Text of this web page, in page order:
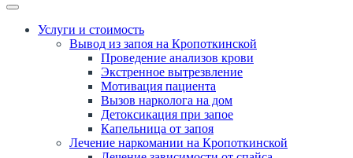
Услуги и стоимость
Вывод из запоя на Кропоткинской
Проведение анализов крови
Экстренное вытрезвление
Мотивация пациента
Вызов нарколога на дом
Детоксикация при запое
Капельница от запоя
Лечение наркомании на Кропоткинской